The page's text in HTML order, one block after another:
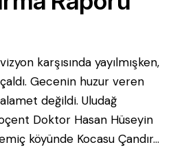
karşısında yayılmışken,
Gecenin huzur veren
değildi. Uludağ
Doktor Hasan Hüseyin
köyünde Kocasu Çandır…